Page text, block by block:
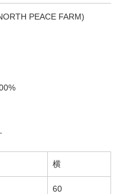
PEACE FARM)
横
60